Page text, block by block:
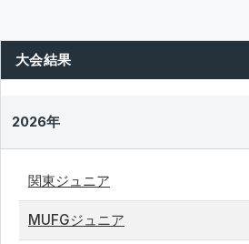
大会結果
2026年
関東ジュニア
MUFGジュニア